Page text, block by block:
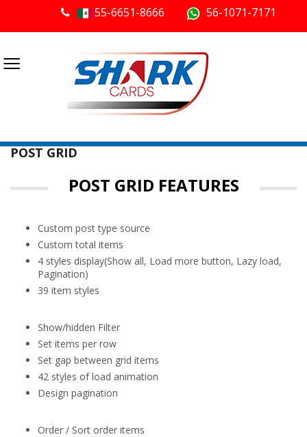
55-6651-8666 56-1071-7171
≡
POST GRID
POST GRID FEATURES
Custom post type source
Custom total items
4 styles display(Show all, Load more button, Lazy load,
Pagination)
39 item styles
Show/hidden Filter
Set items per row
Set gap between grid items
42 styles of load animation
Design pagination
Order / Sort order items